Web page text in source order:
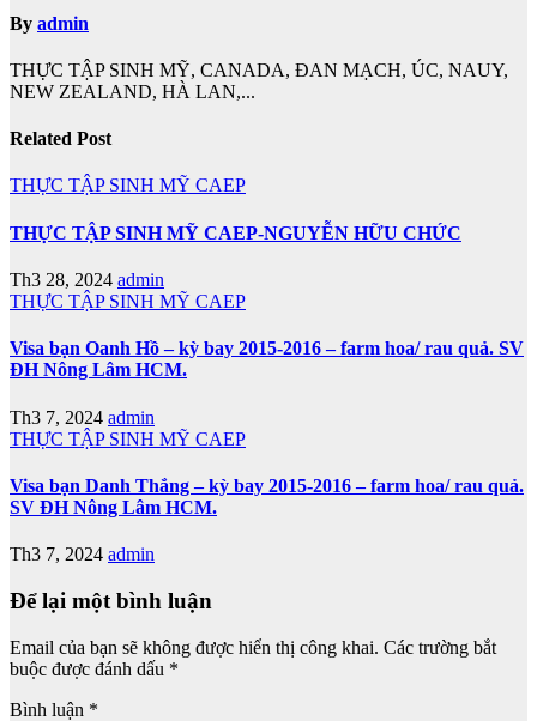
By admin
THỰC TẬP SINH MỸ, CANADA, ĐAN MẠCH, ÚC, NAUY,
NEW ZEALAND, HÀ LAN,...
Related Post
THỰC TẬP SINH MỸ CAEP
THỰC TẬP SINH MỸ CAEP-NGUYỄN HỮU CHỨC
Th3 28, 2024 admin
THỰC TẬP SINH MỸ CAEP
Visa bạn Oanh Hồ – kỳ bay 2015-2016 – farm hoa/ rau quả. SV
ĐH Nông Lâm HCM.
Th3 7, 2024 admin
THỰC TẬP SINH MỸ CAEP
Visa bạn Danh Thắng – kỳ bay 2015-2016 – farm hoa/ rau quả.
SV ĐH Nông Lâm HCM.
Th3 7, 2024 admin
Để lại một bình luận
Email của bạn sẽ không được hiển thị công khai. Các trường bắt
buộc được đánh dấu *
Bình luận *